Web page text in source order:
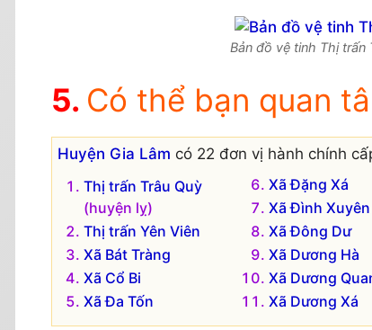
Bản đồ vệ tinh Thị trấn
Có thể bạn quan
Huyện Gia Lâm có 22 đơn vị hành chính
Thị trấn Trâu Quỳ
(huyện lỵ)
Thị trấn Yên Viên
Xã Bát Tràng
Xã Cổ Bi
Xã Đa Tốn
Xã Đặng Xá
Xã Đình Xuyên
Xã Đông Dư
Xã Dương Hà
Xã Dương
Xã Dương Xá